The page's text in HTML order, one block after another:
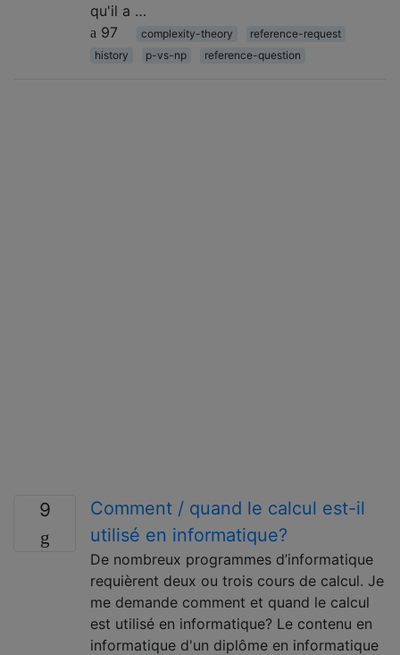
qu'il a …
97
complexity-theory
reference-request
history
p-vs-np reference-question
9
Comment / quand le calcul est-il
utilisé en informatique?
De nombreux programmes d’informatique
requièrent deux ou trois cours de calcul. Je
me demande comment et quand le calcul
est utilisé en informatique? Le contenu en
informatique d'un diplôme en informatique